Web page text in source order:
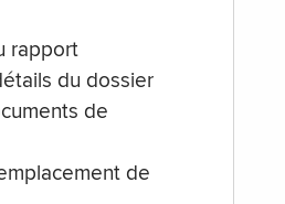
rapport
du dossier
de
de